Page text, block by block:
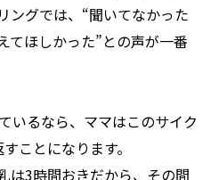
ングでは、“聞いてなかった
てほしかった”との声が一番
いるなら、ママはこのサイク
ことになります。
は3時間おきだから、その間